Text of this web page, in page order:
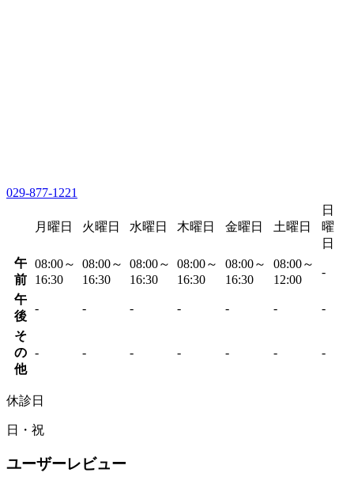
029-877-1221
月曜日 火曜日 水曜日 木曜日 金曜日 土曜日
日
曜
日
午
前
08:00～
16:30
08:00～
16:30
08:00～
16:30
08:00～
16:30
08:00～
16:30
08:00～
12:00
-
午
後
- - - - - - -
そ
の
他
- - - - - - -
休診日
日・祝
ユーザーレビュー